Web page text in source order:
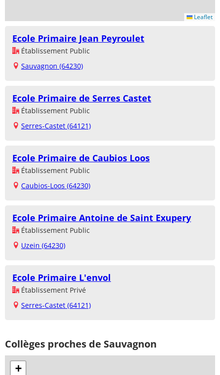
Leaflet
Ecole Primaire Jean Peyroulet
Établissement Public
Sauvagnon (64230)
Ecole Primaire de Serres Castet
Établissement Public
Serres-Castet (64121)
Ecole Primaire de Caubios Loos
Établissement Public
Caubios-Loos (64230)
Ecole Primaire Antoine de Saint Exupery
Établissement Public
Uzein (64230)
Ecole Primaire L'envol
Établissement Privé
Serres-Castet (64121)
Collèges proches de Sauvagnon
+